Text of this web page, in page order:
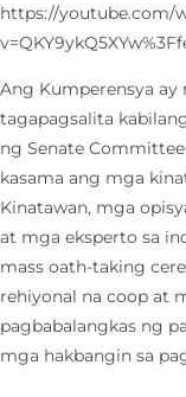
https://youtube.com/
Ang Kumperensya
tagapagsalita
ng Senate
kasama ang mga
Kinatawan, mga
at mga eksperto sa
mass oath-taking
rehiyonal na coop at
pagbabalangkas ng
mga hakbangin sa